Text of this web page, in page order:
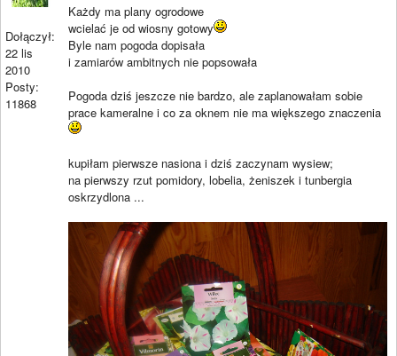
Dołączył:
22 lis
2010
Posty:
11868
Każdy ma plany ogrodowe
wcielać je od wiosny gotowy
Byle nam pogoda dopisała
i zamiarów ambitnych nie popsowała
Pogoda dziś jeszcze nie bardzo, ale zaplanowałam sobie
prace kameralne i co za oknem nie ma większego znaczenia
kupiłam pierwsze nasiona i dziś zaczynam wysiew;
na pierwszy rzut pomidory, lobelia, żeniszek i tunbergia
oskrzydlona ...